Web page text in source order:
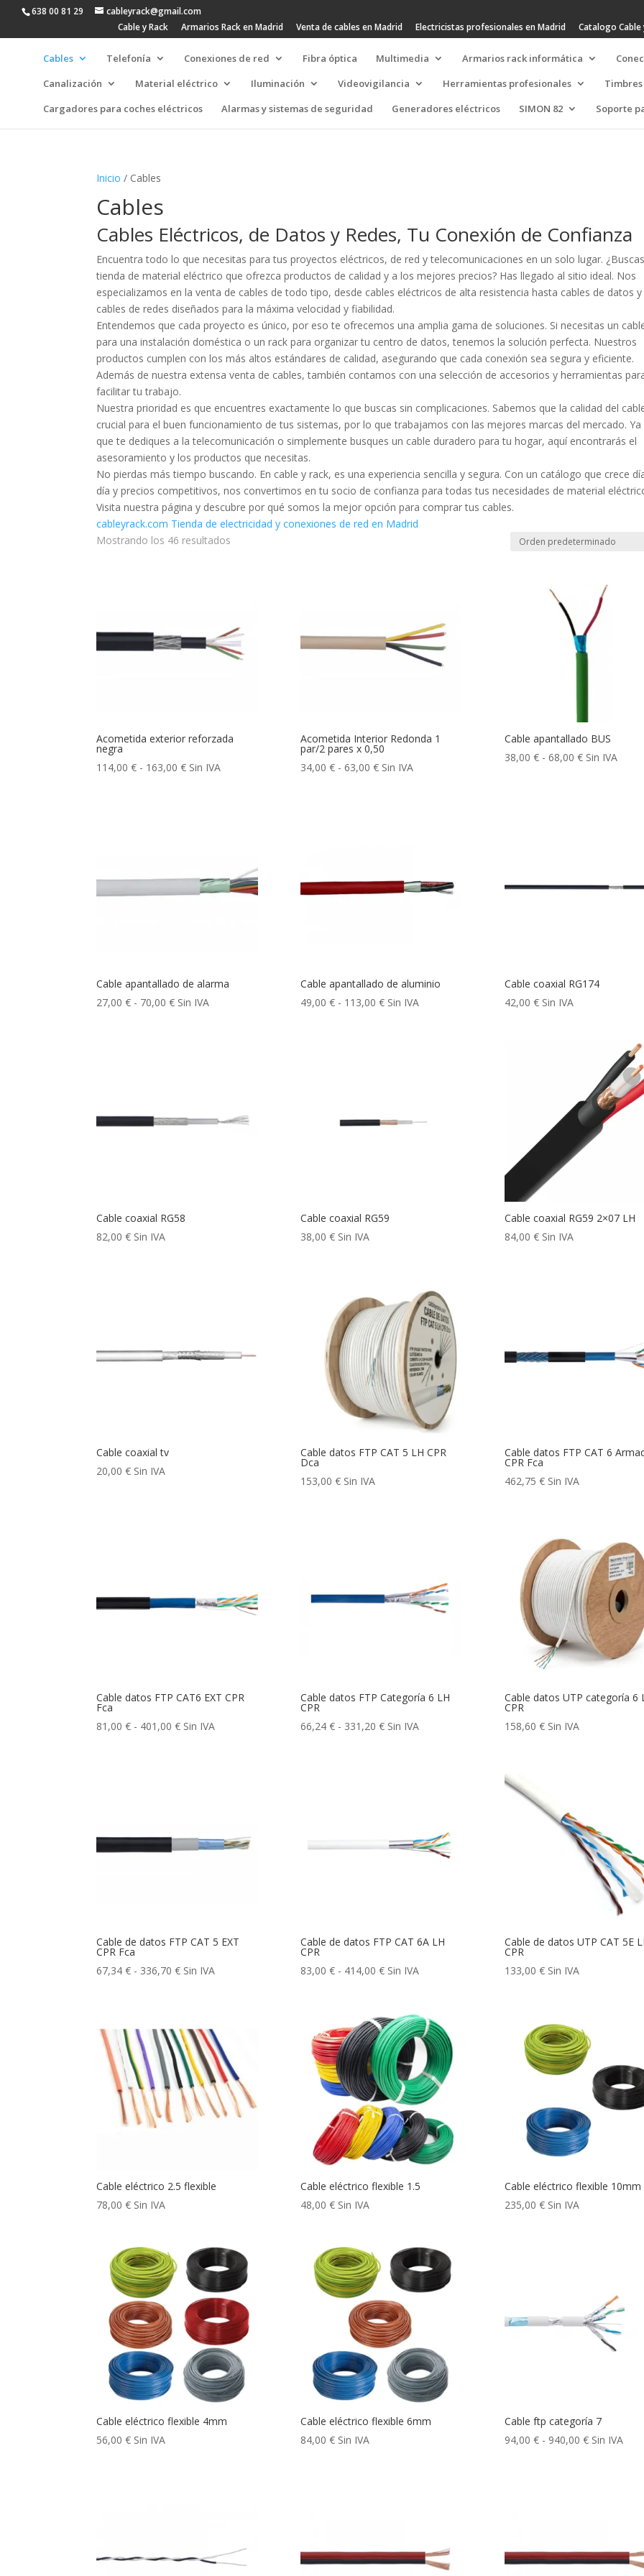
638 00 81 29
cableyrack@gmail.com
Cable y Rack
Armarios Rack en Madrid Venta de cables en Madrid Electricistas profesionales en Madrid Catalogo Cable
Cables Telefonía Conexiones de red Fibra óptica Multimedia Armarios rack informática
Canalización
Material eléctrico Iluminación Videovigilancia Herramientas profesionales
Timbres
Cargadores para coches eléctricos
Alarmas y sistemas de seguridad Generadores eléctricos SIMON 82 Soporte
Inicio / Cables
Cables
Cables Eléctricos, de Datos y Redes, Tu Conexión de Confianza
Encuentra todo lo que necesitas para tus proyectos eléctricos, de red y telecomunicaciones en un solo lugar.
tienda de material eléctrico que ofrezca productos de calidad y a los mejores precios? Has llegado al sitio ideal. Nos
especializamos en la venta de cables de todo tipo, desde cables eléctricos de alta resistencia hasta cables de datos y
cables de redes diseñados para la máxima velocidad y fiabilidad.
Entendemos que cada proyecto es único, por eso te ofrecemos una amplia gama de soluciones. Si necesitas un
para una instalación doméstica o un rack para organizar tu centro de datos, tenemos la solución perfecta. Nuestros
productos cumplen con los más altos estándares de calidad, asegurando que cada conexión sea segura y eficiente.
Además de nuestra extensa venta de cables, también contamos con una selección de accesorios y herramientas
facilitar tu trabajo.
Nuestra prioridad es que encuentres exactamente lo que buscas sin complicaciones. Sabemos que la calidad del
crucial para el buen funcionamiento de tus sistemas, por lo que trabajamos con las mejores marcas del mercado. Ya
que te dediques a la telecomunicación o simplemente busques un cable duradero para tu hogar, aquí encontrarás el
asesoramiento y los productos que necesitas.
No pierdas más tiempo buscando. En cable y rack, es una experiencia sencilla y segura. Con un catálogo que crece
día y precios competitivos, nos convertimos en tu socio de confianza para todas tus necesidades de material
Visita nuestra página y descubre por qué somos la mejor opción para comprar tus cables.
cableyrack.com Tienda de electricidad y conexiones de red en Madrid
Mostrando los 46 resultados
Acometida exterior reforzada
negra
114,00€ - 163,00€Rango
Sin IVA
Acometida Interior Redonda 1
par/2 pares x 0,50
34,00 € - 63,00 €Rango
Sin IVA
Cable apantallado BUS
38,00 € - 68,00 €Rango
Sin IVA
Cable apantallado de alarma
27,00€ - 70,00€Rango
Sin IVA
Cable apantallado de aluminio
49,00 € - 113,00 €Rango
Sin IVA
Cable coaxial RG174
42,00 € Sin IVA
Cable coaxial RG58
82,00€ Sin IVA
Cable coaxial RG59
38,00 € Sin IVA
Cable coaxial RG59 2×07 LH
84,00 € Sin IVA
Cable coaxial tv
20,00€ Sin IVA
Cable datos FTP CAT 5 LH CPR
Dca
153,00 € Sin IVA
Cable datos FTP CAT 6
CPR Fca
462,75 € Sin IVA
Cable datos FTP CAT6 EXT CPR
Fca
81,00€ - 401,00€Rango
Sin IVA
Cable datos FTP Categoría 6 LH
CPR
66,24 € - 331,20 €Rango
Sin IVA
Cable datos UTP categoría 6
CPR
158,60 € Sin IVA
Cable de datos FTP CAT 5 EXT
CPR Fca
67,34€ - 336,70€Rango
67,34 €
hasta
336,70 €
Sin IVA
Cable de datos FTP CAT 6A LH
CPR
83,00 € - 414,00 €Rango
desde
83,00 €
hasta
414,00 €
Sin IVA
Cable de datos UTP CAT 5E
CPR
133,00 € Sin IVA
Cable eléctrico 2.5 flexible
78,00€ Sin IVA
Cable eléctrico flexible 1.5
48,00 € Sin IVA
Cable eléctrico flexible 10mm
235,00 € Sin IVA
Cable eléctrico flexible 4mm
56,00€ Sin IVA
Cable eléctrico flexible 6mm
84,00 € Sin IVA
Cable ftp categoría 7
94,00 € - 940,00 €Rango
Sin IVA